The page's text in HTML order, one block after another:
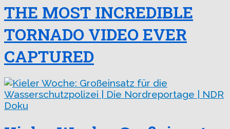
THE MOST INCREDIBLE
TORNADO VIDEO EVER
CAPTURED